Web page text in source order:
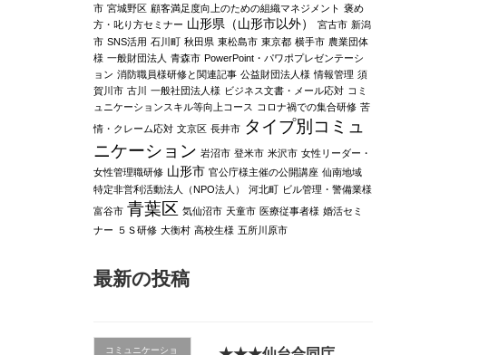
市 宮城野区 顧客満足度向上のための組織マネジメント 褒め
方・叱り方セミナー 山形県（山形市以外） 宮古市 新潟
市 SNS活用 石川町 秋田県 東松島市 東京都 横手市 農業団体
様 一般財団法人 青森市 PowerPoint・パワポプレゼンテーシ
ョン 消防職員様研修と関連記事 公益財団法人様 情報管理 須
賀川市 古川 一般社団法人様 ビジネス文書・メール応対 コミ
ュニケーションスキル等向上コース
コロナ禍での集合研修 苦
情・クレーム応対 文京区 長井市 タイプ別コミュ
ニケーション 岩沼市 登米市 米沢市 女性リーダー・
女性管理職研修 山形市 官公庁様主催の公開講座 仙南地域
特定非営利活動法人（NPO法人）
河北町 ビル管理・警備業様
富谷市 青葉区 気仙沼市 天童市 医療従事者様 婚活セミ
ナー
５Ｓ研修 大衡村 高校生様 五所川原市
最新の投稿
コミュニケーショ